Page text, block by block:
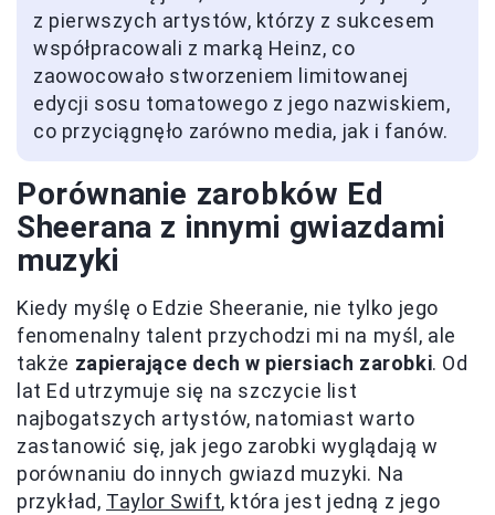
z pierwszych artystów, którzy z sukcesem
współpracowali z marką Heinz, co
zaowocowało stworzeniem limitowanej
edycji sosu tomatowego z jego nazwiskiem,
co przyciągnęło zarówno media, jak i fanów.
Porównanie zarobków Ed
Sheerana z innymi gwiazdami
muzyki
Kiedy myślę o Edzie Sheeranie, nie tylko jego
fenomenalny talent przychodzi mi na myśl, ale
także zapierające dech w piersiach zarobki. Od
lat Ed utrzymuje się na szczycie list
najbogatszych artystów, natomiast warto
zastanowić się, jak jego zarobki wyglądają w
porównaniu do innych gwiazd muzyki. Na
przykład, Taylor Swift, która jest jedną z jego